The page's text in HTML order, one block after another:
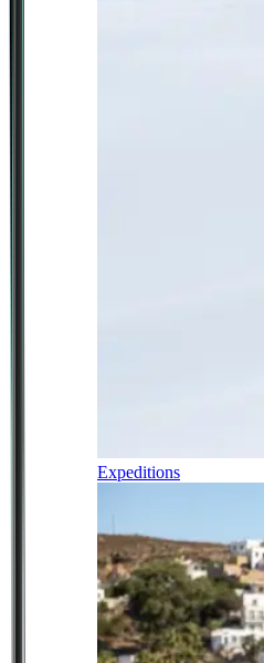
Expeditions